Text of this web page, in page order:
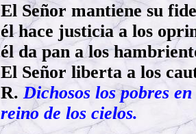
El Señor mantiene su
él hace justicia a los
él da pan a los
El Señor liberta a los
R.Dichosos los pobres
reino de los cielos.